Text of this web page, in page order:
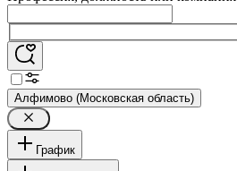
Алфимово (Московская область)
График